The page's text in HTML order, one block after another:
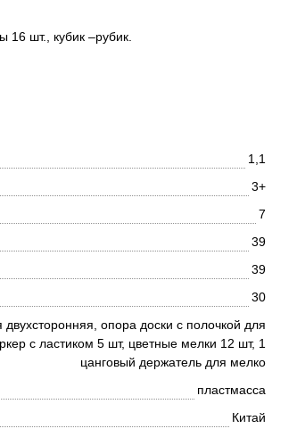
16 шт., кубик –рубик.
1,1
3+
7
39
39
30
двухсторонняя, опора доски с полочкой для
с ластиком 5 шт, цветные мелки 12 шт, 1
цанговый держатель для мелко
пластмасса
Китай